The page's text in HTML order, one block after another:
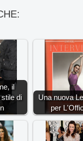
il
di
Una nuova
per